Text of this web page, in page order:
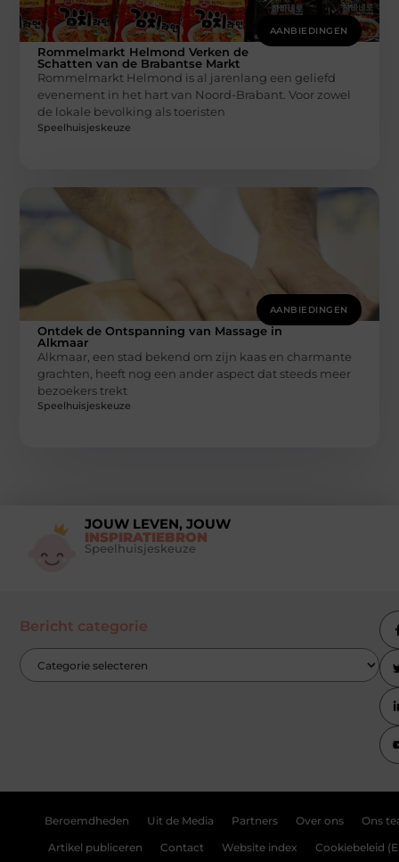
AANBIEDINGEN
Rommelmarkt Helmond Verken de
Schatten van de Brabantse Markt
Rommelmarkt Helmond is al jarenlang een geliefd
evenement in het hart van Noord-Brabant. Voor zowel
de lokale bevolking als toeristen
Speelhuisjeskeuze
AANBIEDINGEN
Ontdek de Ontspanning van Massage in
Alkmaar
Alkmaar, een stad bekend om zijn kaas en charmante
grachten, heeft nog een ander aspect dat steeds meer
bezoekers trekt
Speelhuisjeskeuze
JOUW LEVEN, JOUW
INSPIRATIEBRON
Speelhuisjeskeuze
Bericht categorie
Beroemdheden Uit de Media Partners Over ons Ons
Artikel publiceren Contact Website index Cookiebeleid